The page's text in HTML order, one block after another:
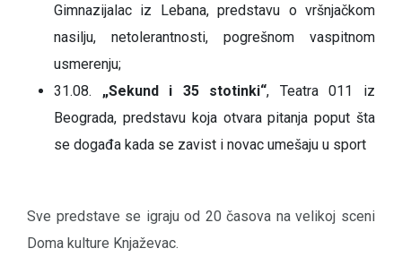
Gimnazijalac iz Lebana, predstavu o vršnjačkom
nasilju, netolerantnosti, pogrešnom vaspitnom
usmerenju;
31.08. „Sekund i 35 stotinki“, Teatra 011 iz
Beograda, predstavu koja otvara pitanja poput šta
se događa kada se zavist i novac umešaju u sport
Sve predstave se igraju od 20 časova na velikoj sceni
Doma kulture Knjaževac.